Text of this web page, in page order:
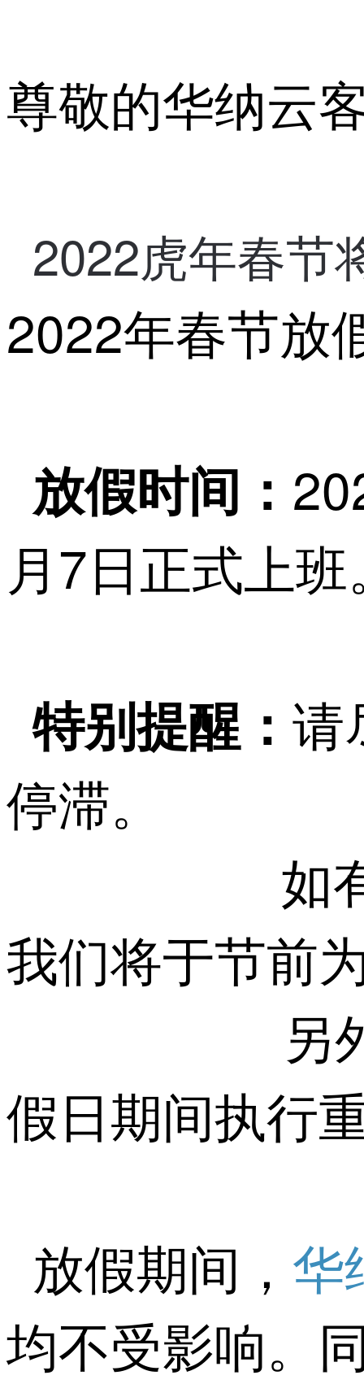
尊敬的华纳云
2022虎年春节
2022年春节放
放假时间：
月7日正式上
特别提醒： 请
停滞。
如有任何
我们将于节前
另外，请
假日期间执行
放假期间， 华
均不受影响。